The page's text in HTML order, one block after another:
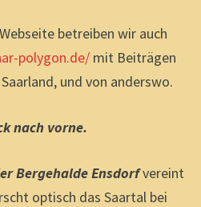
betreiben wir auch
polygon.de/mit Beiträgen
und von anderswo.
nach vorne.
Bergehalde Ensdorfvereint
optisch das Saartal bei